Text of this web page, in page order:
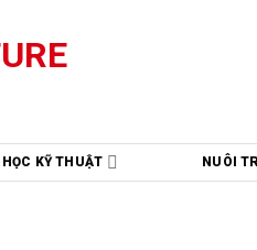
HỌC KỸ THUẬT NUÔI